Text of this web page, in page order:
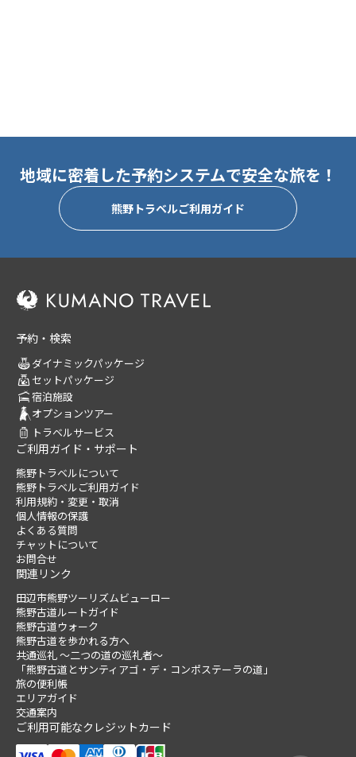
地域に密着した予約システムで安全な旅を！
熊野トラベルご利用ガイド
予約・検索
ダイナミックパッケージ
セットパッケージ
宿泊施設
オプションツアー
トラベルサービス
ご利用ガイド・サポート
熊野トラベルについて
熊野トラベルご利用ガイド
利用規約・変更・取消
個人情報の保護
よくある質問
チャットについて
お問合せ
関連リンク
田辺市熊野ツーリズムビューロー
熊野古道ルートガイド
熊野古道ウォーク
熊野古道を歩かれる方へ
共通巡礼 ～二つの道の巡礼者～
「熊野古道とサンティアゴ・デ・コンポステーラの道」
旅の便利帳
エリアガイド
交通案内
ご利用可能なクレジットカード